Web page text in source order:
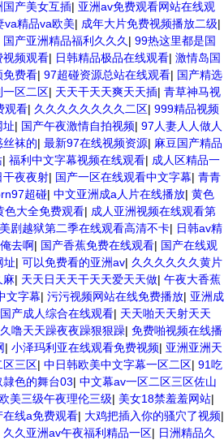
国产美女互插| 亚洲av免费观看网站在线观
va精品va欧美| 成年大片免费视频播放二级|
国产亚洲精品福利久久久 | 99热这里都是国
视频观看| 日韩精品极品在线观看| 激情岛国
免费看| 97超碰资源总站在线观看| 国产精选
一区二区| 天天干天天爽天天插| 青草神马视
观看| 久久久久久久久久二区| 999精品视频
址| 国产午夜激情自拍视频| 97人妻人人做人
丝袜的| 最新97在线视频资源| 麻豆国产精品
| 福利中文字幕视频在线观看| 成人区精品一
干夜夜射| 国产一区在线观看中文字幕| 青青
超碰| 中文亚洲成a人片在线播放| 黄色
色大全免费观看| 成人亚洲视频在线观看第
美剧越狱第二季在线观看高清不卡| 日韩av精
去啊| 国产香蕉免费在线观看| 国产在线观
址| 可以免费看的亚洲av| 久久久久久久黄片
麻| 天天日天天干天天爱天天做| 午夜大香蕉
文字幕| 污污视频网站在线免费播放| 亚洲成
产成人综合在线观看| 天天啪天天射天天
噜天天躁夜夜躁狠狠躁| 免费啪视频在线播
| 小泽玛利亚在线观看免费视频| 亚洲亚洲天
区三区| 中日韩欧美中文字幕一区二区| 91吃
色的舞台03| 中文幕av一区二区三区佐山
美三级午夜理伦三级| 美女18禁羞羞网站|
在线a免费观看| 大鸡把插入你的骚穴了视频|
久久亚洲av午夜福利精品一区| 日洲精品久